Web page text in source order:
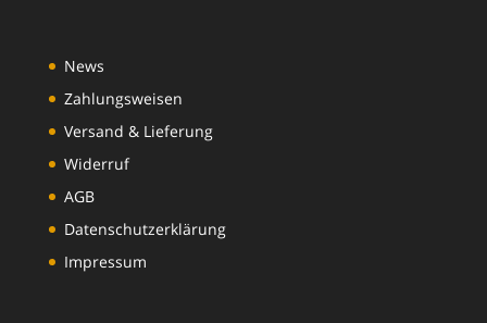
News
Zahlungsweisen
Versand & Lieferung
Widerruf
AGB
Datenschutzerklärung
Impressum